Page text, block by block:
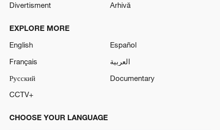
Divertisment
Arhivă
EXPLORE MORE
English
Español
Français
العربية
Русский
Documentary
CCTV+
CHOOSE YOUR LANGUAGE